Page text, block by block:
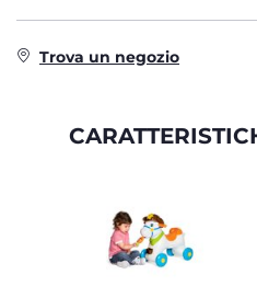
Trova un negozio